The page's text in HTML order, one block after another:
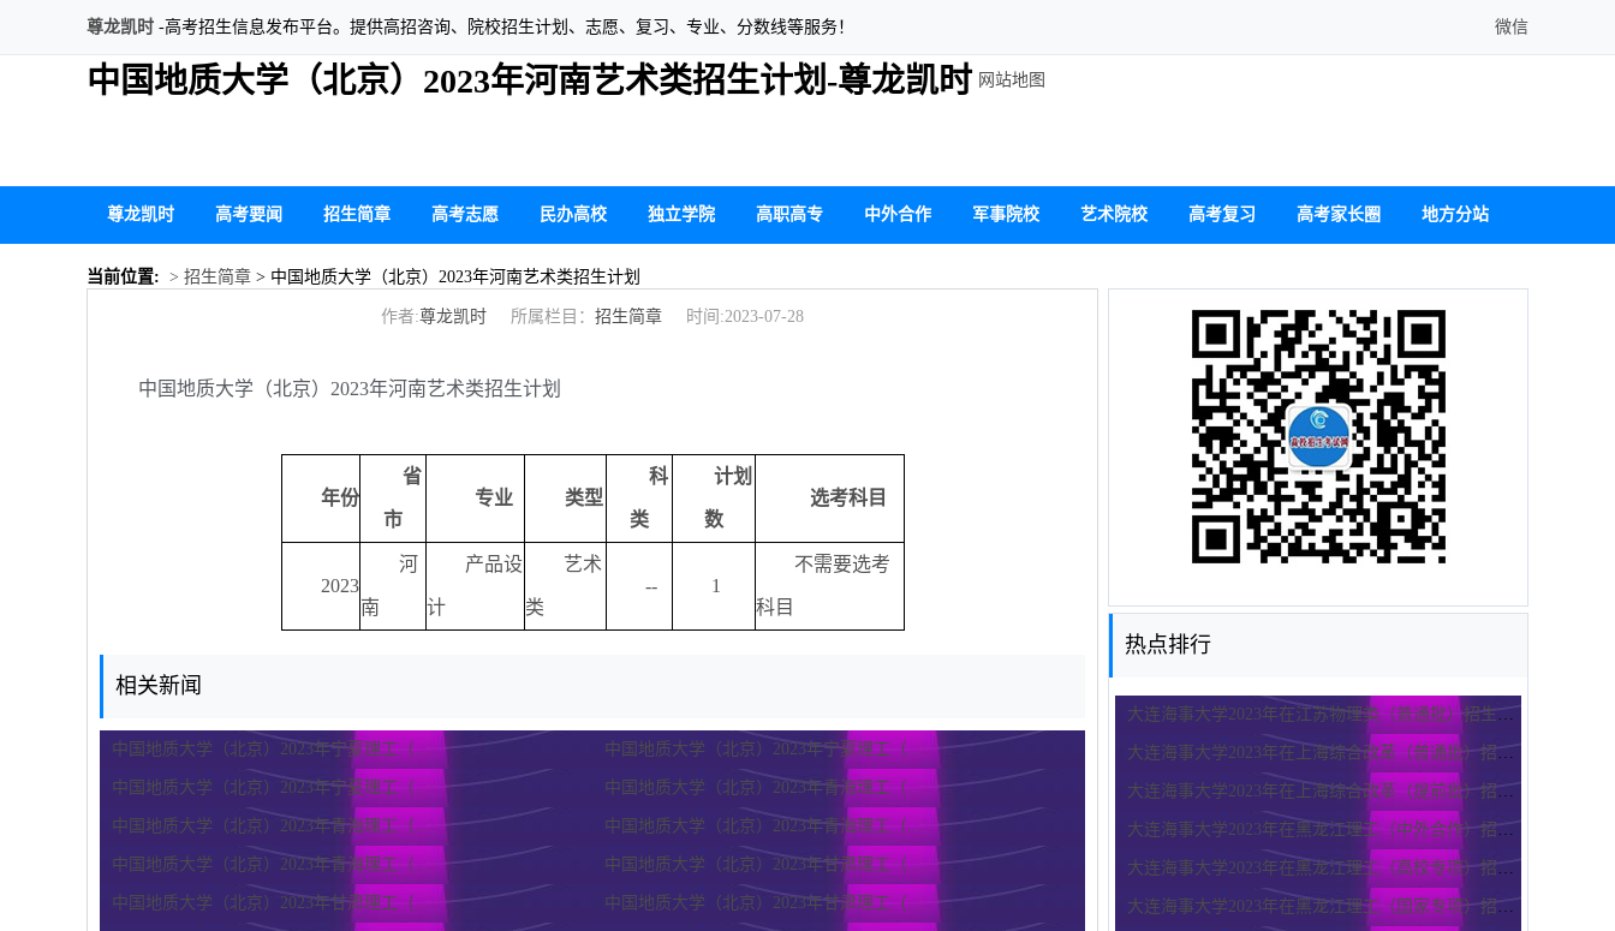
尊龙凯时 -高考招生信息发布平台。提供高招咨询、院校招生计划、志愿、复习、专业、分数线等服务！ 微信
中国地质大学（北京）2023年河南艺术类招生计划-尊龙凯时
尊龙凯时 高考要闻 招生简章 高考志愿 民办高校 独立学院 高职高专 中外合作 军事院校 艺术院校 高考复习 高考家长圈 地方分站
当前位置: > 招生简章 > 中国地质大学（北京）2023年河南艺术类招生计划
热点排行
大连海事大学2023年在江苏物理类（普通批）招生计划
大连海事大学2023年在上海综合改革（普通批）招生计划
大连海事大学2023年在上海综合改革（提前批）招生计划
大连海事大学2023年在黑龙江理工（中外合作）招生计划
大连海事大学2023年在黑龙江理工（高校专项）招生计划
大连海事大学2023年在黑龙江理工（国家专项）招生计划
作者:尊龙凯时 所属栏目： 招生简章 时间:2023-07-28
中国地质大学（北京）2023年河南艺术类招生计划
年份
省
市
专业 类型
科
类
计划
数
选考科目
2023
河
南
产品设
计
艺术
类
-- 1
不需要选考
科目
相关新闻
中国地质大学（北京）2023年宁夏理工（... 中国地质大学（北京）2023年宁夏理工（...
中国地质大学（北京）2023年宁夏理工（... 中国地质大学（北京）2023年青海理工（...
中国地质大学（北京）2023年青海理工（... 中国地质大学（北京）2023年青海理工（...
中国地质大学（北京）2023年青海理工（... 中国地质大学（北京）2023年甘肃理工（...
中国地质大学（北京）2023年甘肃理工（... 中国地质大学（北京）2023年甘肃理工（...
网站地图